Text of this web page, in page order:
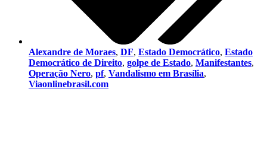
Alexandre de Moraes, DF, Estado Democrático, Estado
Democrático de Direito, golpe de Estado, Manifestantes,
Operação Nero, pf, Vandalismo em Brasília,
Viaonlinebrasil.com